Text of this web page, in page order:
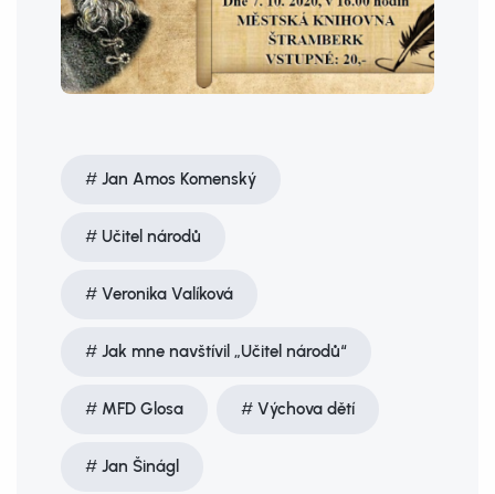
Jan Amos Komenský
Učitel národů
Veronika Valíková
Jak mne navštívil „Učitel národů“
MFD Glosa Výchova dětí
Jan Šinágl